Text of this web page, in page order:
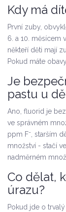
Kdy má
První zuby,
6. a 10. měsícem
někteří děti mají
Pokud máte
Je
pastu u
Ano, fluorid je
ve správném
ppm F⁻, starším
množství - stačí
nadměrném
Co dělat,
úrazu?
Pokud jde o